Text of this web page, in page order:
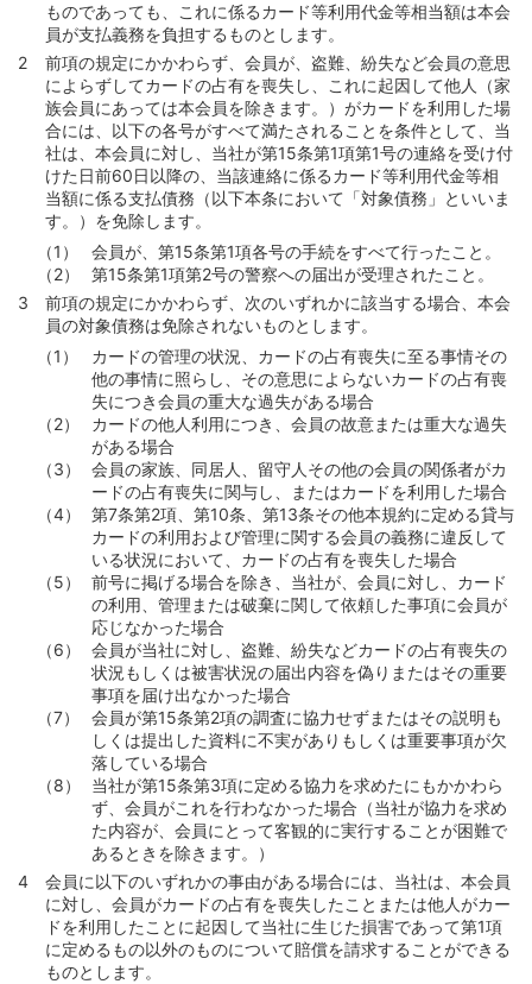
ものであっても、これに係るカード等利用代金等相当額は本会
員が支払義務を負担するものとします。
前項の規定にかかわらず、会員が、盗難、紛失など会員の意思
によらずしてカードの占有を喪失し、これに起因して他人（家
族会員にあっては本会員を除きます。）がカードを利用した場
合には、以下の各号がすべて満たされることを条件として、当
社は、本会員に対し、当社が第15条第1項第1号の連絡を受け付
けた日前60日以降の、当該連絡に係るカード等利用代金等相
当額に係る支払債務（以下本条において「対象債務」といいま
す。）を免除します。
会員が、第15条第1項各号の手続をすべて行ったこと。
第15条第1項第2号の警察への届出が受理されたこと。
前項の規定にかかわらず、次のいずれかに該当する場合、本会
員の対象債務は免除されないものとします。
カードの管理の状況、カードの占有喪失に至る事情その
他の事情に照らし、その意思によらないカードの占有喪
失につき会員の重大な過失がある場合
カードの他人利用につき、会員の故意または重大な過失
がある場合
会員の家族、同居人、留守人その他の会員の関係者がカ
ードの占有喪失に関与し、またはカードを利用した場合
第7条第2項、第10条、第13条その他本規約に定める貸与
カードの利用および管理に関する会員の義務に違反して
いる状況において、カードの占有を喪失した場合
前号に掲げる場合を除き、当社が、会員に対し、カード
の利用、管理または破棄に関して依頼した事項に会員が
応じなかった場合
会員が当社に対し、盗難、紛失などカードの占有喪失の
状況もしくは被害状況の届出内容を偽りまたはその重要
事項を届け出なかった場合
会員が第15条第2項の調査に協力せずまたはその説明も
しくは提出した資料に不実がありもしくは重要事項が欠
落している場合
当社が第15条第3項に定める協力を求めたにもかかわら
ず、会員がこれを行わなかった場合（当社が協力を求め
た内容が、会員にとって客観的に実行することが困難で
あるときを除きます。）
会員に以下のいずれかの事由がある場合には、当社は、本会員
に対し、会員がカードの占有を喪失したことまたは他人がカー
ドを利用したことに起因して当社に生じた損害であって第1項
に定めるもの以外のものについて賠償を請求することができる
ものとします。